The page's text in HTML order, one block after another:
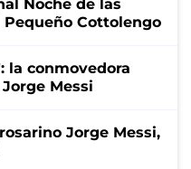
Noche de las
Cottolengo
la conmovedora
Messi
Jorge Messi,